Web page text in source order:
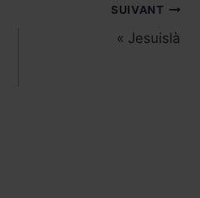
SUIVANT
« Jesuislà